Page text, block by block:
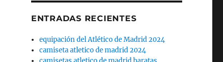
ENTRADAS RECIENTES
equipación del Atlético de Madrid 2024
camiseta atletico de madrid 2024